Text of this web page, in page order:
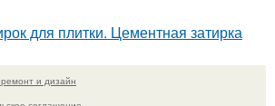
для плитки. Цементная затирка
и дизайн